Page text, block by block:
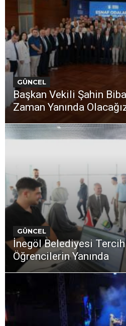
GÜNCEL
Başkan Vekili Şahin
Zaman Yanında
GÜNCEL
İnegöl Belediyesi
Öğrencilerin Yanında